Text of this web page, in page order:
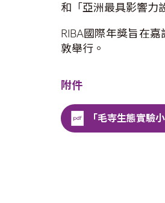
和「亞洲最具影響力
RIBA國際年獎旨在
敦舉行。
附件
「毛寺生態實驗